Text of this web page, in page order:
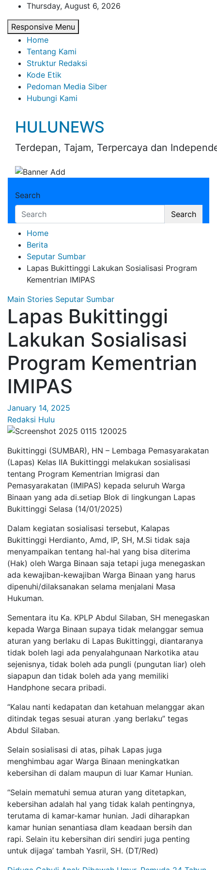
content
Thursday, August 6, 2026
Responsive Menu
Home
Tentang Kami
Struktur Redaksi
Kode Etik
Pedoman Media Siber
Hubungi Kami
HULUNEWS
Terdepan, Tajam, Terpercaya dan
Search
Search
Home
Berita
Seputar Sumbar
Lapas Bukittinggi Lakukan Sosialisasi Program
Kementrian IMIPAS
Main Stories Seputar Sumbar
Lapas Bukittinggi
Lakukan Sosialisasi
Program Kementrian
IMIPAS
January 14, 2025
Redaksi Hulu
Bukittinggi (SUMBAR), HN – Lembaga Pemasyarakatan
(Lapas) Kelas IIA Bukittinggi melakukan sosialisasi
tentang Program Kementrian Imigrasi dan
Pemasyarakatan (IMIPAS) kepada seluruh Warga
Binaan yang ada di.setiap Blok di lingkungan Lapas
Bukittinggi Selasa (14/01/2025)
Dalam kegiatan sosialisasi tersebut, Kalapas
Bukittinggi Herdianto, Amd, IP, SH, M.Si tidak saja
menyampaikan tentang hal-hal yang bisa diterima
(Hak) oleh Warga Binaan saja tetapi juga menegaskan
ada kewajiban-kewajiban Warga Binaan yang harus
dipenuhi/dilaksanakan selama menjalani Masa
Hukuman.
Sementara itu Ka. KPLP Abdul Silaban, SH menegaskan
kepada Warga Binaan supaya tidak melanggar semua
aturan yang berlaku di Lapas Bukittinggi, diantaranya
tidak boleh lagi ada penyalahgunaan Narkotika atau
sejenisnya, tidak boleh ada pungli (pungutan liar) oleh
siapapun dan tidak boleh ada yang memiliki
Handphone secara pribadi.
“Kalau nanti kedapatan dan ketahuan melanggar akan
ditindak tegas sesuai aturan .yang berlaku” tegas
Abdul Silaban.
Selain sosialisasi di atas, pihak Lapas juga
menghimbau agar Warga Binaan meningkatkan
kebersihan di dalam maupun di luar Kamar Hunian.
“Selain mematuhi semua aturan yang ditetapkan,
kebersihan adalah hal yang tidak kalah pentingnya,
terutama di kamar-kamar hunian. Jadi diharapkan
kamar hunian senantiasa dlam keadaan bersih dan
rapi. Selain itu kebersihan diri sendiri juga penting
untuk dijaga’ tambah Yasril, SH. (DT/Red)